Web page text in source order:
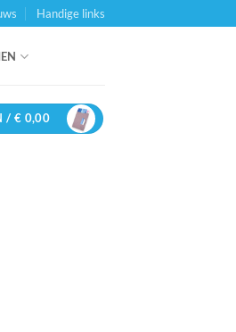
Handige links
/ € 0,00